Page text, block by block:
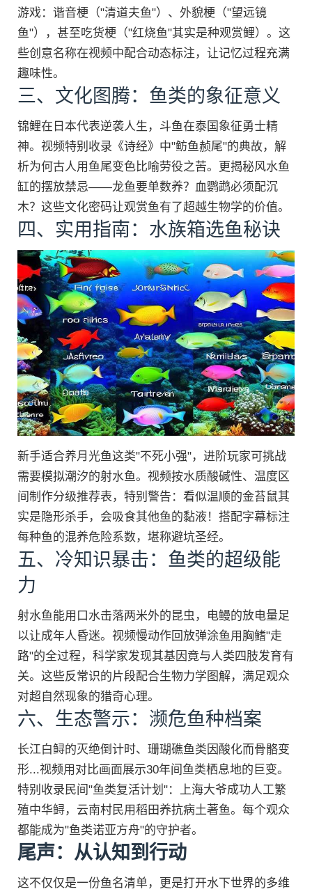
游戏：谐音梗（"清道夫鱼"）、外貌梗（"望远镜
鱼"），甚至吃货梗（"红烧鱼"其实是种观赏鲤）。这
些创意名称在视频中配合动态标注，让记忆过程充满
趣味性。
三、文化图腾：鱼类的象征意义
锦鲤在日本代表逆袭人生，斗鱼在泰国象征勇士精
神。视频特别收录《诗经》中"鲂鱼赪尾"的典故，解
析为何古人用鱼尾变色比喻劳役之苦。更揭秘风水鱼
缸的摆放禁忌——龙鱼要单数养？血鹦鹉必须配沉
木？这些文化密码让观赏鱼有了超越生物学的价值。
四、实用指南：水族箱选鱼秘诀
新手适合养月光鱼这类"不死小强"，进阶玩家可挑战
需要模拟潮汐的射水鱼。视频按水质酸碱性、温度区
间制作分级推荐表，特别警告：看似温顺的金苔鼠其
实是隐形杀手，会吸食其他鱼的黏液！搭配字幕标注
每种鱼的混养危险系数，堪称避坑圣经。
五、冷知识暴击：鱼类的超级能
力
射水鱼能用口水击落两米外的昆虫，电鳗的放电量足
以让成年人昏迷。视频慢动作回放弹涂鱼用胸鳍"走
路"的全过程，科学家发现其基因竟与人类四肢发育有
关。这些反常识的片段配合生物力学图解，满足观众
对超自然现象的猎奇心理。
六、生态警示：濒危鱼种档案
长江白鲟的灭绝倒计时、珊瑚礁鱼类因酸化而骨骼变
形...视频用对比画面展示30年间鱼类栖息地的巨变。
特别收录民间"鱼类复活计划"：上海大爷成功人工繁
殖中华鲟，云南村民用稻田养抗病土著鱼。每个观众
都能成为"鱼类诺亚方舟"的守护者。
尾声：从认知到行动
这不仅仅是一份鱼名清单，更是打开水下世界的多维